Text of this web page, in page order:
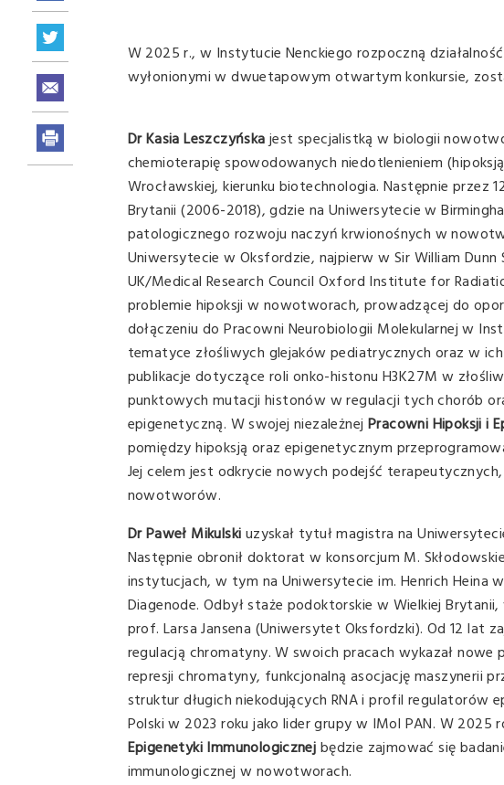
W 2025 r., w Instytucie Nenckiego rozpoczną
wyłonionymi w dwuetapowym otwartym konkursie,
Dr Kasia Leszczyńskajest specjalistką w biologii
chemioterapię spowodowanych niedotlenieniem
Wrocławskiej, kierunku biotechnologia. Następnie przez
Brytanii (2006-2018), gdzie na Uniwersytecie w
patologicznego rozwoju naczyń krwionośnych w
Uniwersytecie w Oksfordzie, najpierw w Sir William
UK/Medical Research Council Oxford Institute for
problemie hipoksji w nowotworach, prowadzącej do
dołączeniu do Pracowni Neurobiologii Molekularnej w
tematyce złośliwych glejaków pediatrycznych oraz w
publikacje dotyczące roli onko-histonu H3K27M w
punktowych mutacji histonów w regulacji tych chorób
epigenetyczną. W swojej niezależnej Pracowni Hipoksji i
pomiędzy hipoksją oraz epigenetycznym
Jej celem jest odkrycie nowych podejść
nowotworów.
Dr Paweł Mikulskiuzyskał tytuł magistra na
Następnie obronił doktorat w konsorcjum M.
instytucjach, w tym na Uniwersytecie im. Henrich Heina
Diagenode. Odbył staże podoktorskie w Wielkiej
prof. Larsa Jansena (Uniwersytet Oksfordzki). Od 12 lat
regulacją chromatyny. W swoich pracach wykazał
represji chromatyny, funkcjonalną asocjację maszynerii
struktur długich niekodujących RNA i profil regulatorów
Polski w 2023 roku jako lider grupy w IMol PAN. W
Epigenetyki Immunologicznejbędzie zajmować się
immunologicznej w nowotworach.